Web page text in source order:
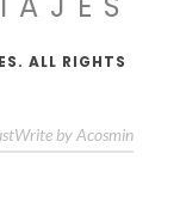
ALL RIGHTS
by Acosmin